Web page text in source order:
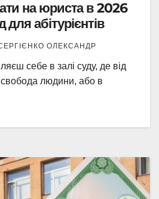
на юриста в 2026
для абітурієнтів
ОЛЕКСАНДР
себе в залі суду, де від
свобода людини, або в